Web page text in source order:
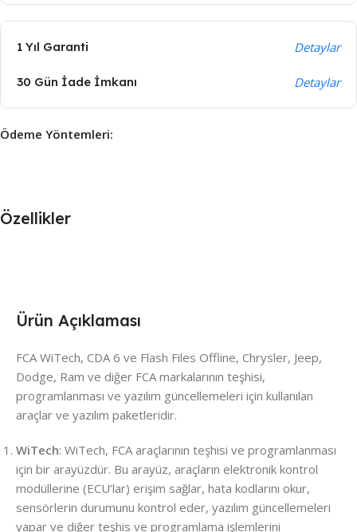
1 Yıl Garanti Detaylar
30 Gün İade İmkanı Detaylar
Ödeme Yöntemleri:
Ürün Açıklaması
FCA WiTech, CDA 6 ve Flash Files Offline, Chrysler, Jeep,
Dodge, Ram ve diğer FCA markalarının teşhisi,
programlanması ve yazılım güncellemeleri için kullanılan
araçlar ve yazılım paketleridir.
WiTech: WiTech, FCA araçlarının teşhisi ve programlanması
için bir arayüzdür. Bu arayüz, araçların elektronik kontrol
modüllerine (ECU’lar) erişim sağlar, hata kodlarını okur,
sensörlerin durumunu kontrol eder, yazılım güncellemeleri
yapar ve diğer teşhis ve programlama işlemlerini
Özellikler